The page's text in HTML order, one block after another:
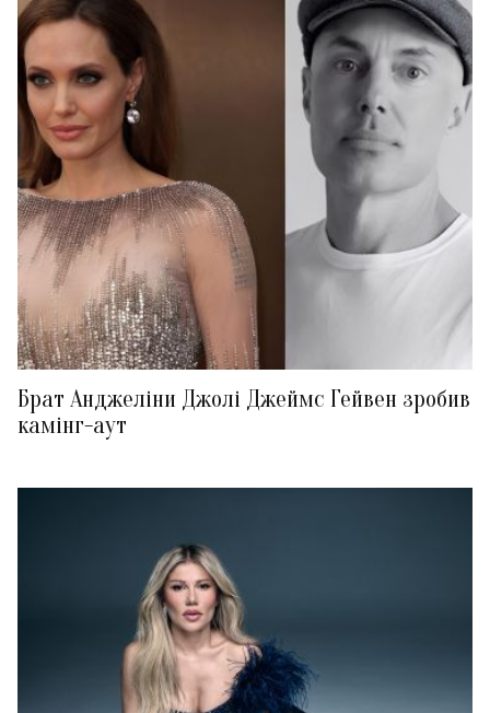
Брат Анджеліни Джолі Джеймс Гейвен зробив
камінг-аут